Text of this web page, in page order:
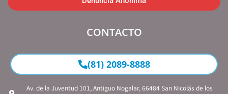
CONTACTO
(81) 2089-8888
Av. de la Juventud 101, Antiguo Nogalar, 66484 San Nicolás de los